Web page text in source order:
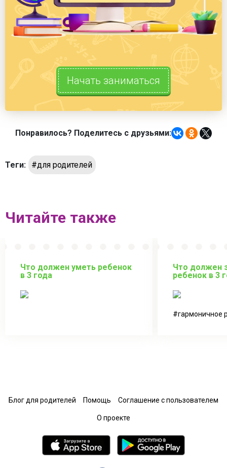
Начать заниматься
Понравилось? Поделитесь с друзьями:
Теги: #для родителей
Читайте также
Что должен уметь ребенок
в 3 года
Что должен
ребенок в 3
гармоничное
Блог для родителей Помощь Соглашение с пользователем
О проекте